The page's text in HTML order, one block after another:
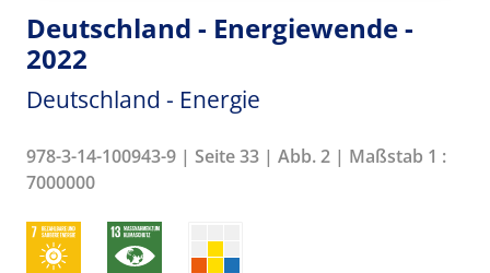
Deutschland - Energiewende -
2022
Deutschland - Energie
978-3-14-100943-9 | Seite 33 | Abb. 2 | Maßstab 1 :
7000000